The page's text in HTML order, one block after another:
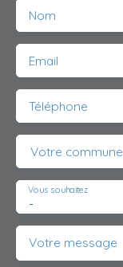
Nom
Email
Téléphone
Votre commune
-
Vous souhaitez
Votre message